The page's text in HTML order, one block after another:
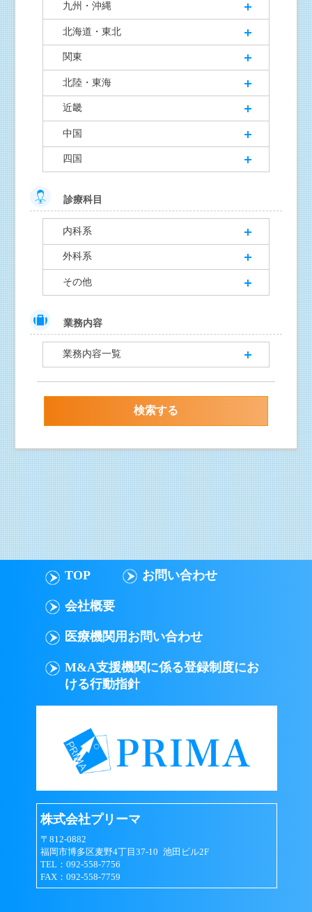
九州・沖縄
北海道・東北
関東
北陸・東海
近畿
中国
四国
診療科目
内科系
外科系
その他
業務内容
業務内容一覧
TOP お問い合わせ
会社概要
医療機関用お問い合わせ
M&A支援機関に係る登録制度にお
ける行動指針
株式会社プリーマ
〒812-0882
福岡市博多区麦野4丁目37-10 池田ビル2F
TEL：092-558-7756
FAX：092-558-7759